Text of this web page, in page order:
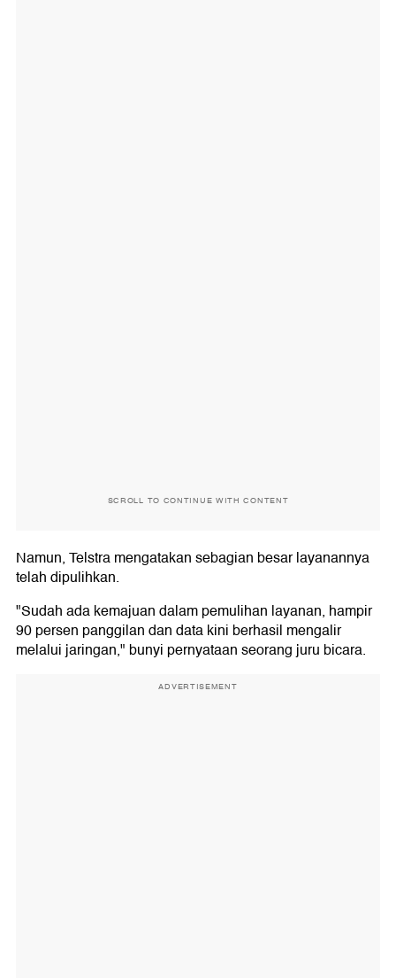
SCROLL TO CONTINUE WITH CONTENT
Namun, Telstra mengatakan sebagian besar layanannya
telah dipulihkan.
"Sudah ada kemajuan dalam pemulihan layanan, hampir
90 persen panggilan dan data kini berhasil mengalir
melalui jaringan," bunyi pernyataan seorang juru bicara.
ADVERTISEMENT